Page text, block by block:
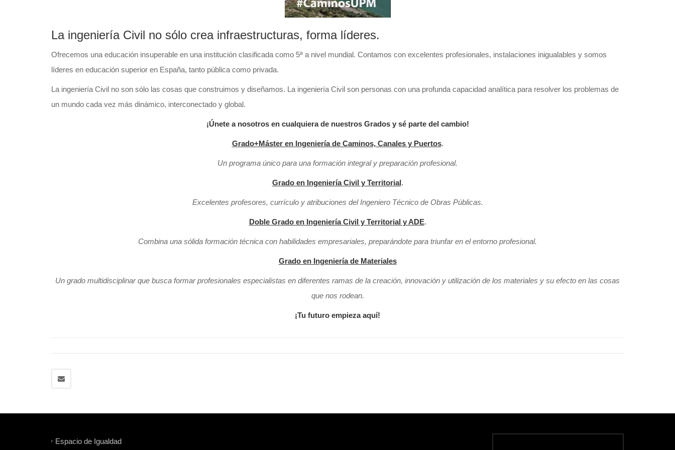
La ingeniería Civil no sólo crea infraestructuras, forma líderes.
Ofrecemos una educación insuperable en una institución clasificada como 5ª a nivel mundial. Contamos con excelentes profesionales, instalaciones inigualables y somos
líderes en educación superior en España, tanto pública como privada.
La ingeniería Civil no son sólo las cosas que construimos y diseñamos. La ingeniería Civil son personas con una profunda capacidad analítica para resolver los problemas de
un mundo cada vez más dinámico, interconectado y global.
¡Únete a nosotros en cualquiera de nuestros Grados y sé parte del cambio!
Grado+Máster en Ingeniería de Caminos, Canales y Puertos.
Un programa único para una formación integral y preparación profesional.
Grado en Ingeniería Civil y Territorial.
Excelentes profesores, currículo y atribuciones del Ingeniero Técnico de Obras Públicas.
Doble Grado en Ingeniería Civil y Territorial y ADE.
Combina una sólida formación técnica con habilidades empresariales, preparándote para triunfar en el entorno profesional.
Grado en Ingeniería de Materiales
Un grado multidisciplinar que busca formar profesionales especialistas en diferentes ramas de la creación, innovación y utilización de los materiales y su efecto en las cosas
que nos rodean.
¡Tu futuro empieza aquí!
Espacio de Igualdad